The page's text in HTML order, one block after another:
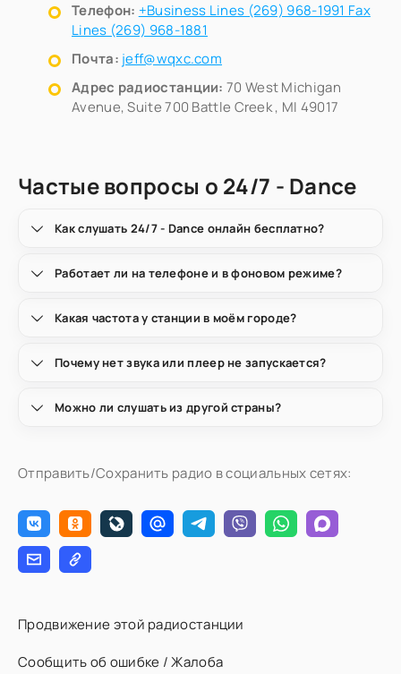
Телефон: +Business Lines (269) 968-1991 Fax
Lines (269) 968-1881
Почта: jeff@wqxc.com
Адрес радиостанции: 70 West Michigan
Avenue, Suite 700 Battle Creek , MI 49017
Частые вопросы о 24/7 - Dance
Как слушать 24/7 - Dance онлайн бесплатно?
Работает ли на телефоне и в фоновом режиме?
Какая частота у станции в моём городе?
Почему нет звука или плеер не запускается?
Можно ли слушать из другой страны?
Отправить/Сохранить радио в социальных сетях:
Продвижение этой радиостанции
Сообщить об ошибке / Жалоба